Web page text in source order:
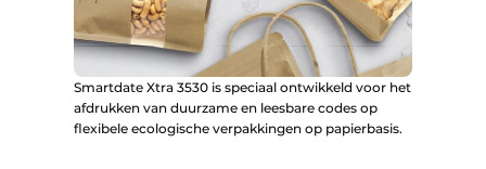
Smartdate Xtra 3530 is speciaal ontwikkeld voor het
afdrukken van duurzame en leesbare codes op
flexibele ecologische verpakkingen op papierbasis.